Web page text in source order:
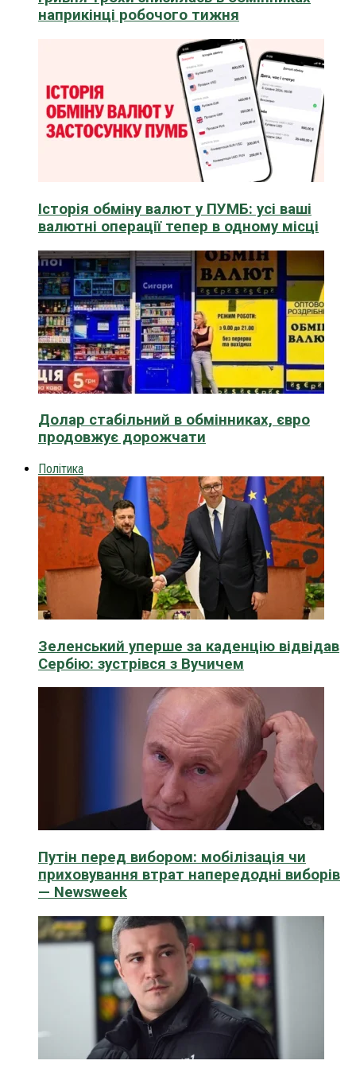
наприкінці робочого тижня
Історія обміну валют у ПУМБ: усі ваші
валютні операції тепер в одному місці
Долар стабільний в обмінниках, євро
продовжує дорожчати
Політика
Зеленський уперше за каденцію відвідав
Сербію: зустрівся з Вучичем
Путін перед вибором: мобілізація чи
приховування втрат напередодні виборів
— Newsweek